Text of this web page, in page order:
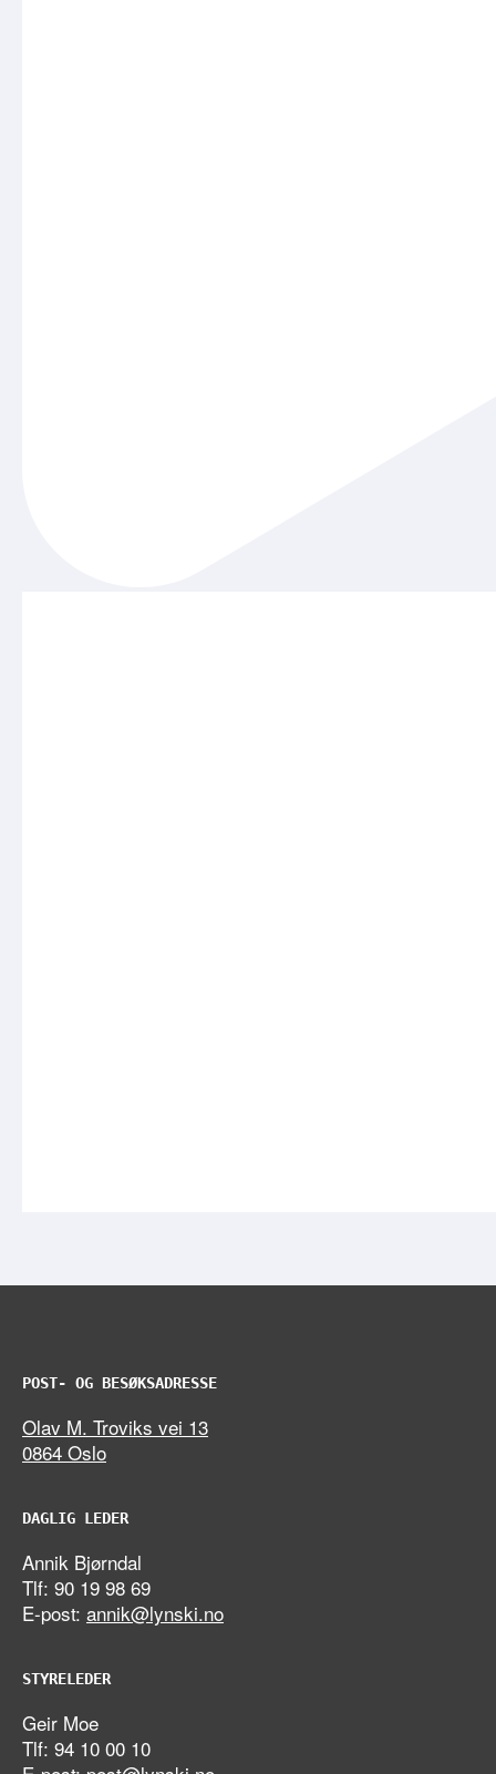
POST- OG BESØKSADRESSE
Olav M. Troviks vei 13
0864 Oslo
DAGLIG LEDER
Annik Bjørndal
Tlf: 90 19 98 69
E-post: annik@lynski.no
STYRELEDER
Geir Moe
Tlf: 94 10 00 10